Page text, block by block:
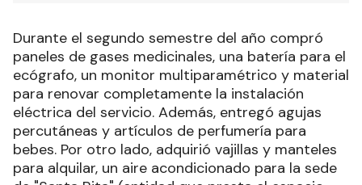
Durante el segundo semestre del año compró
paneles de gases medicinales, una batería para el
ecógrafo, un monitor multiparamétrico y material
para renovar completamente la instalación
eléctrica del servicio. Además, entregó agujas
percutáneas y artículos de perfumería para
bebes. Por otro lado, adquirió vajillas y manteles
para alquilar, un aire acondicionado para la sede